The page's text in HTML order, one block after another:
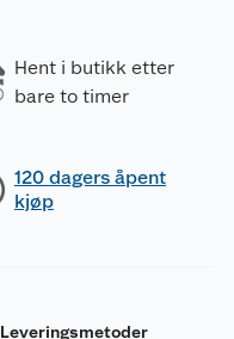
Hent i butikk etter
bare to timer
120 dagers åpent
kjøp
Leveringsmetoder